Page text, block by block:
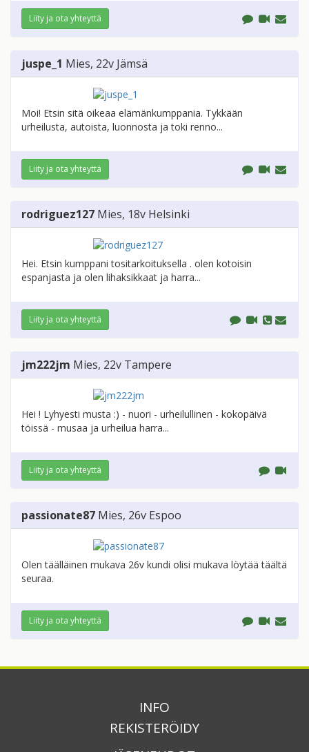
Liity ja ota yhteyttä
juspe_1 Mies, 22v Jämsä
Moi! Etsin sitä oikeaa elämänkumppania. Tykkään
urheilusta, autoista, luonnosta ja toki renno...
Liity ja ota yhteyttä
rodriguez127 Mies, 18v Helsinki
Hei. Etsin kumppani tositarkoituksella . olen kotoisin
espanjasta ja olen lihaksikkaat ja harra...
Liity ja ota yhteyttä
jm222jm Mies, 22v Tampere
Hei ! Lyhyesti musta :) - nuori - urheilullinen - kokopäivä
töissä - musaa ja urheilua harra...
Liity ja ota yhteyttä
passionate87 Mies, 26v Espoo
Olen täälläinen mukava 26v kundi olisi mukava löytää täältä
seuraa.
Liity ja ota yhteyttä
INFO
REKISTERÖIDY